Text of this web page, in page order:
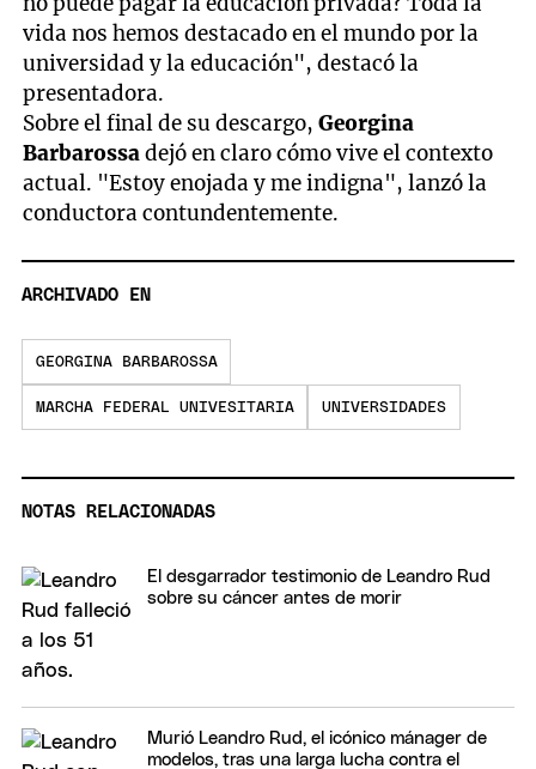
vida nos hemos destacado en el mundo por la
universidad y la educación", destacó la
presentadora.
Sobre el final de su descargo,Georgina
Barbarossadejó en claro cómo vive el contexto
actual. "Estoy enojada y me indigna", lanzó la
conductora contundentemente.
ARCHIVADO EN
GEORGINA BARBAROSSA
MARCHA FEDERAL UNIVESITARIA UNIVERSIDADES
NOTAS RELACIONADAS
El desgarrador testimonio de Leandro Rud
sobre su cáncer antes de morir
Murió Leandro Rud, el icónico mánager de
modelos, tras una larga lucha contra el